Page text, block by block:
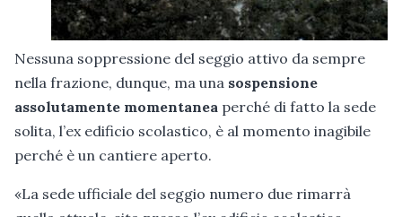
Nessuna soppressione del seggio attivo da sempre
nella frazione, dunque, ma una sospensione
assolutamente momentanea perché di fatto la sede
solita, l’ex edificio scolastico, è al momento inagibile
perché è un cantiere aperto.
«La sede ufficiale del seggio numero due rimarrà